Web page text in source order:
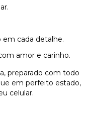
em cada detalhe.
amor e carinho.
preparado com todo
em perfeito estado,
celular.